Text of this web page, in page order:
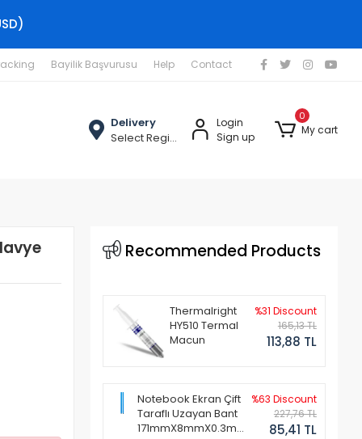
Bayilik Başvurusu Help Contact
Delivery
Select Region
Login
Sign up
0
My cart
Recommended Products
Thermalright
HY510 Termal
Macun
%31 Discount
165,13 TL
113,88 TL
Notebook Ekran Çift
Taraflı Uzayan Bant
171mmX8mmX0.3mm
%63 Discount
227,76 TL
85,41 TL